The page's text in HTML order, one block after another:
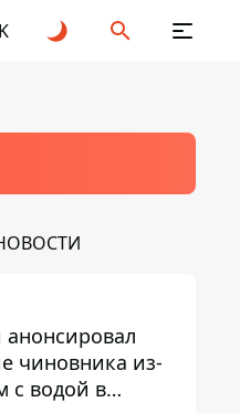
анонсировал
чиновника из-
с водой в